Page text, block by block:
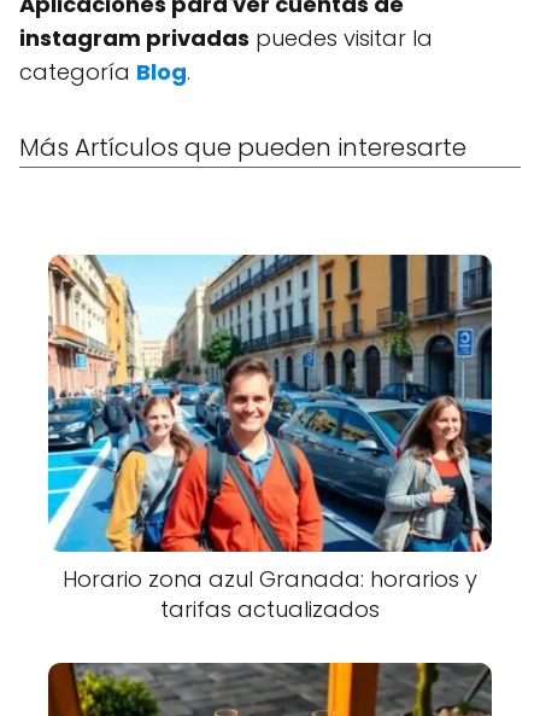
instagram privadas puedes visitar la
categoría Blog.
Más Artículos que pueden interesarte
Horario zona azul Granada: horarios y
tarifas actualizados